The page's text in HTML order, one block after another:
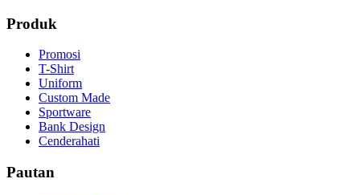
Produk
Promosi
T-Shirt
Uniform
Custom Made
Sportware
Bank Design
Cenderahati
Pautan